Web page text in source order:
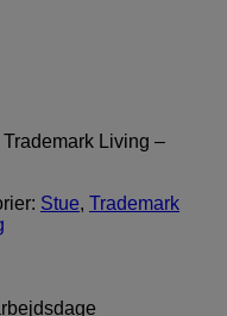
Living –
Stue, Trademark